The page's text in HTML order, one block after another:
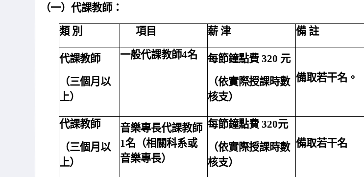
（一）代課教師：
類 別
項目 薪 津 備 註
代課教師
（三個月以
上）
一般代課教師4名
每節鐘點費 320 元
（依實際授課時數
核支）
備取若干名。
代課教師
（三個月以
上）
音樂專長代課教師
1名（相關科系或
音樂專長）
每節鐘點費 320元
（依實際授課時數
核支）
備取若干名